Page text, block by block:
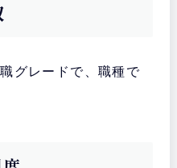
グレードで、職種で